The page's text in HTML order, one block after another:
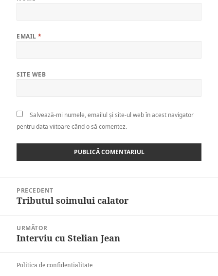
EMAIL*
SITE WEB
Salvează-mi numele, emailul și site-ul web în acest navigator
pentru data viitoare când o să comentez.
articole
PRECEDENT
Articolul
Tributul soimului calator
URMĂTOR
Articolul
Interviu cu Stelian Jean
Politica de confidentialitate